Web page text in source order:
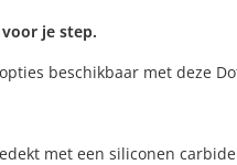
je step.
beschikbaar met deze
met een siliconen